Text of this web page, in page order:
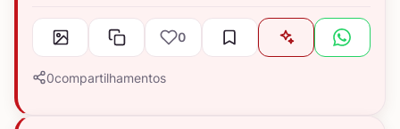
0
0compartilhamentos